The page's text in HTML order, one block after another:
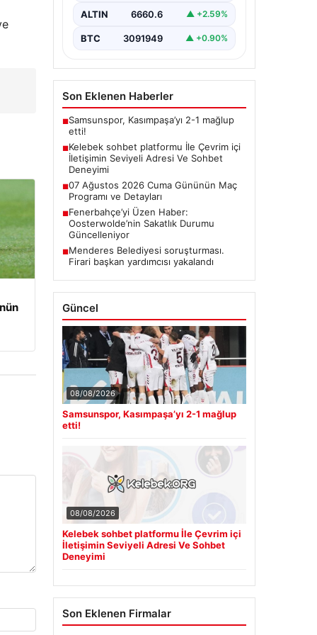
bir şekilde bağlantı sağlaması
Güncel…
ALTIN 6660.6 ▲ +2.59%
BTC 3091949 ▲ +0.90%
Son Eklenen Haberler
■Samsunspor, Kasımpaşa’yı 2-1 mağlup
etti!
■Kelebek sohbet platformu İle Çevrim içi
İletişimin Seviyeli Adresi Ve Sohbet
Deneyimi
■07 Ağustos 2026 Cuma Gününün Maç
Programı ve Detayları
■Fenerbahçe’yi Üzen Haber:
Oosterwolde’nin Sakatlık Durumu
Güncelleniyor
■Menderes Belediyesi soruşturması.
Firari başkan yardımcısı yakalandı
Güncel
08/08/2026
Samsunspor, Kasımpaşa’yı 2-1 mağlup
etti!
08/08/2026
Kelebek sohbet platformu İle Çevrim içi
İletişimin Seviyeli Adresi Ve Sohbet
Deneyimi
Son Eklenen Firmalar